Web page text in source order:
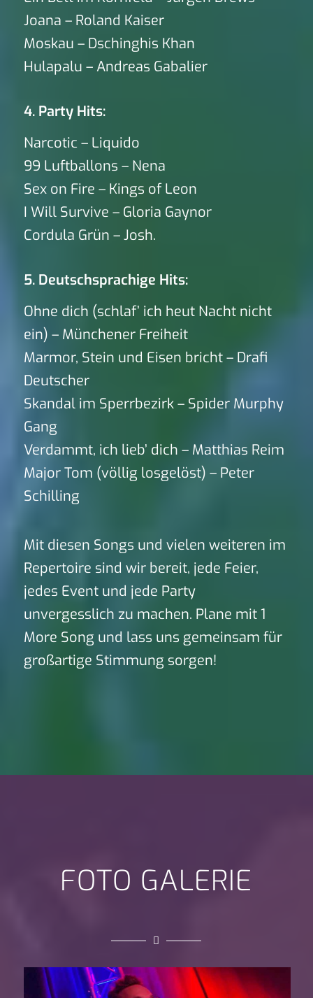
Joana – Roland Kaiser
Moskau – Dschinghis Khan
Hulapalu – Andreas Gabalier
4. Party Hits:
Narcotic – Liquido
99 Luftballons – Nena
Sex on Fire – Kings of Leon
I Will Survive – Gloria Gaynor
Cordula Grün – Josh.
5. Deutschsprachige Hits:
Ohne dich (schlaf’ ich heut Nacht nicht
ein) – Münchener Freiheit
Marmor, Stein und Eisen bricht – Drafi
Deutscher
Skandal im Sperrbezirk – Spider Murphy
Gang
Verdammt, ich lieb’ dich – Matthias Reim
Major Tom (völlig losgelöst) – Peter
Schilling
Mit diesen Songs und vielen weiteren im
Repertoire sind wir bereit, jede Feier,
jedes Event und jede Party
unvergesslich zu machen. Plane mit 1
More Song und lass uns gemeinsam für
großartige Stimmung sorgen!
FOTO GALERIE